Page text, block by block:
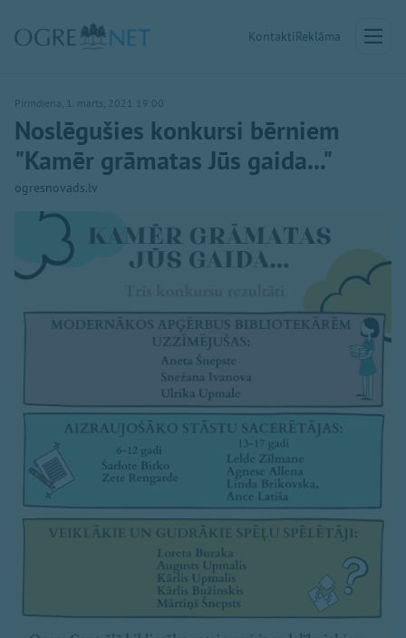
KontaktiReklāma
Pirmdiena, 1. marts, 2021 19:00
Noslēgušies konkursi bērniem
"Kamēr grāmatas Jūs gaida..."
ogresnovads.lv